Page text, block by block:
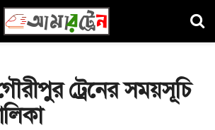
ট্রেনের সময়সূচি